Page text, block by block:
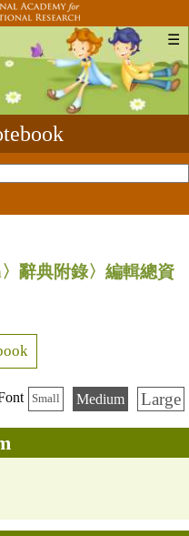
☰
辭典附錄〉編輯總資
Small Medium Large